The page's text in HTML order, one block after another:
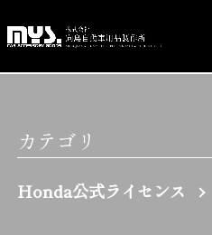
カテゴリ
Honda公式ライセンス